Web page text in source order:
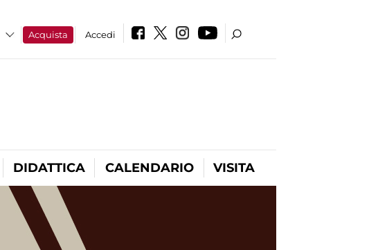
Acquista Accedi
DIDATTICA CALENDARIO VISITA